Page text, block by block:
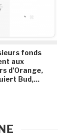
fonds
aux
d'Orange,
Bud,...